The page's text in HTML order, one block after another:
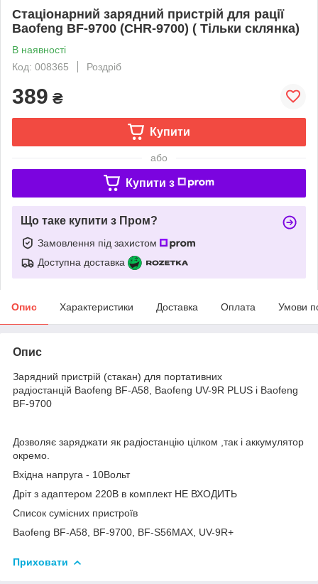
Стаціонарний зарядний пристрій для рації
Baofeng BF-9700 (CHR-9700) ( Тільки склянка)
В наявності
Код: 008365
Роздріб
389 ₴
Купити
або
Купити з
Що таке купити з Пром?
Замовлення під захистом
Доступна доставка
Опис Характеристики Доставка Оплата Умови
Опис
Зарядний пристрій (стакан) для портативних
радіостанцій Baofeng BF-A58, Baofeng UV-9R PLUS і Baofeng
BF-9700
Дозволяє заряджати як радіостанцію цілком ,так і аккумулятор
окремо.
Вхідна напруга - 10Вольт
Дріт з адаптером 220В в комплект НЕ ВХОДИТЬ
Список сумісних пристроїв
Baofeng BF-A58, BF-9700, BF-S56MAX, UV-9R+
Приховати